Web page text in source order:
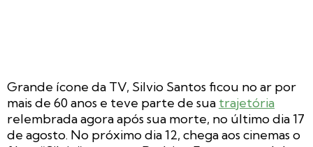
Grande ícone da TV, Silvio Santos ficou no ar por
mais de 60 anos e teve parte de sua trajetória
relembrada agora após sua morte, no último dia 17
de agosto. No próximo dia 12, chega aos cinemas o